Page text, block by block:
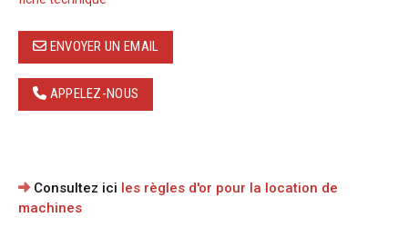
ENVOYER UN EMAIL
APPELEZ-NOUS
Consultez ici les règles d'or pour la location de
machines